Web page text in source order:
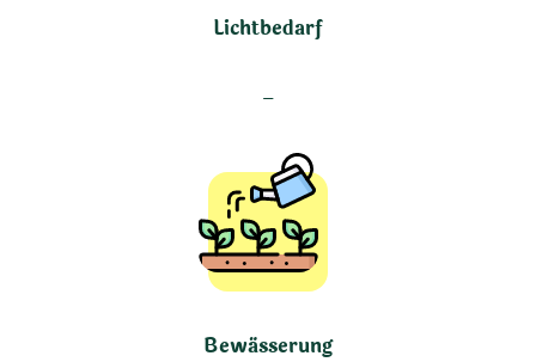
Lichtbedarf
–
Bewässerung